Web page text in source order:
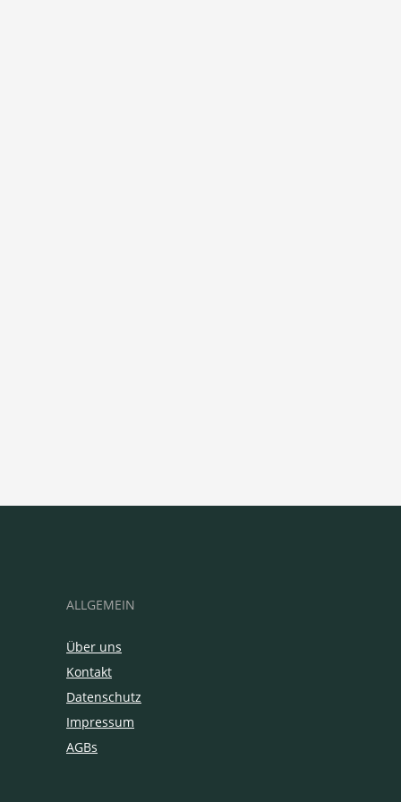
ALLGEMEIN
Über uns
Kontakt
Datenschutz
Impressum
AGBs